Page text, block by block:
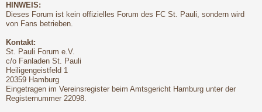
HINWEIS:
Dieses Forum ist kein offizielles Forum des FC St. Pauli, sondern wird
von Fans betrieben.
Kontakt:
St. Pauli Forum e.V.
c/o Fanladen St. Pauli
Heiligengeistfeld 1
20359 Hamburg
Eingetragen im Vereinsregister beim Amtsgericht Hamburg unter der
Registernummer 22098.